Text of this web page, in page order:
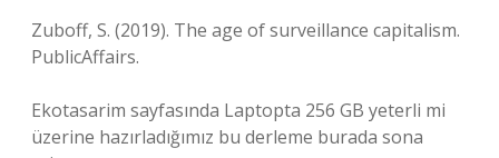
Zuboff, S. (2019). The age of surveillance capitalism.
PublicAffairs.
Ekotasarim sayfasında Laptopta 256 GB yeterli mi
üzerine hazırladığımız bu derleme burada sona